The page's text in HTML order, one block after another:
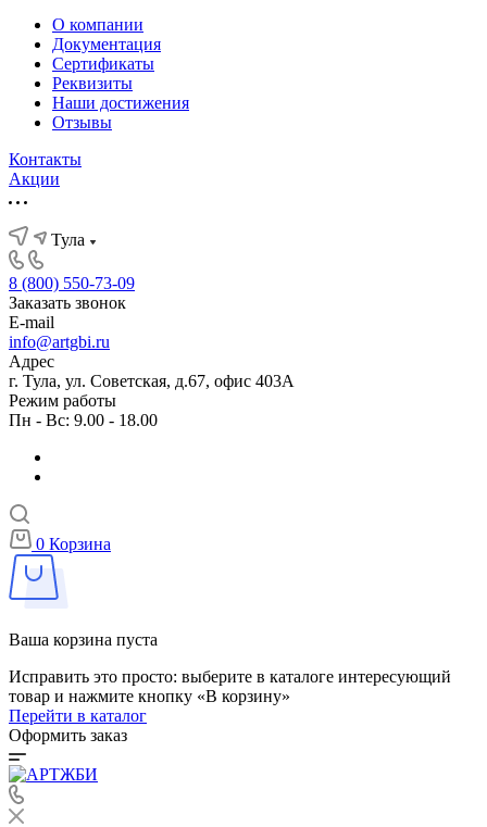
О компании
Документация
Сертификаты
Реквизиты
Наши достижения
Отзывы
Контакты
Акции
Тула
8 (800) 550-73-09
Заказать звонок
E-mail
info@artgbi.ru
Адрес
г. Тула, ул. Советская, д.67, офис 403А
Режим работы
Пн - Вс: 9.00 - 18.00
0 Корзина
Ваша корзина пуста
Исправить это просто: выберите в каталоге интересующий
товар и нажмите кнопку «В корзину»
Перейти в каталог
Оформить заказ